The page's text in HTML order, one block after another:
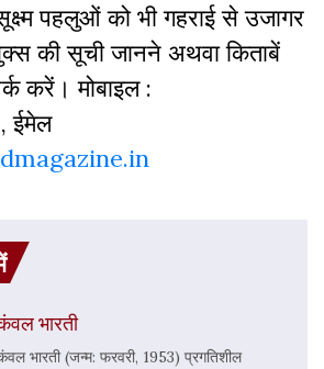
पहलुओं को भी गहराई से उजागर
की सूची जानने अथवा किताबें
करें। मोबाइल :
ईमेल
भारती
भारती (जन्म: फरवरी, 1953) प्रगतिशील